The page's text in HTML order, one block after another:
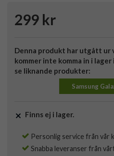
299 kr
Denna produkt har utgått ur
kommer inte komma in i
se liknande produkter:
Samsung
Finns ej i lager.
Personlig service från vår
Snabba leveranser från